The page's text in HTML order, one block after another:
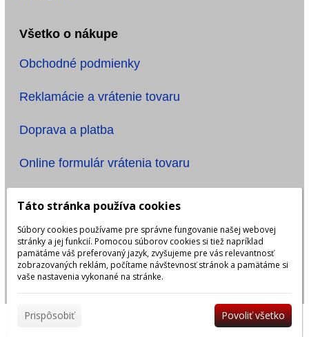
Všetko o nákupe
Obchodné podmienky
Reklamácie a vrátenie tovaru
Doprava a platba
Online formulár vrátenia tovaru
Informácie
Ochrana osobných údajov
Názov účtu: ONE TIME, s.r.o.
IBAN: SK6483300000002401923999
Táto stránka používa cookies
Súbory cookies používame pre správne fungovanie našej webovej
stránky a jej funkcií. Pomocou súborov cookies si tiež napríklad
pamätáme váš preferovaný jazyk, zvyšujeme pre vás relevantnosť
zobrazovaných reklám, počítame návštevnosť stránok a pamätáme si
vaše nastavenia vykonané na stránke.
Prispôsobiť Povoliť všetko